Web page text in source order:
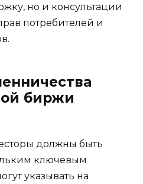
но и консультации
потребителей и
биржи
должны быть
ключевым
указывать на